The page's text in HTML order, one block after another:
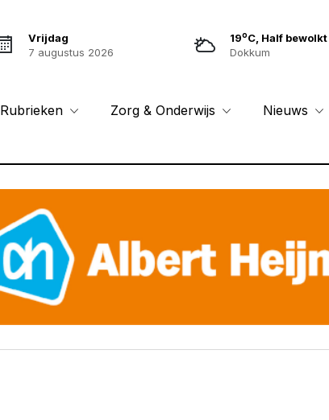
Vrijdag
7 augustus 2026
19oC, Half bewolkt
Dokkum
Rubrieken Zorg & Onderwijs Nieuws